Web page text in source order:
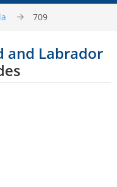
709
and Labrador